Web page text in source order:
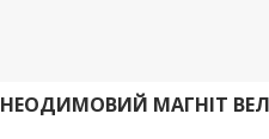
НЕОДИМОВИЙ МАГНІТ